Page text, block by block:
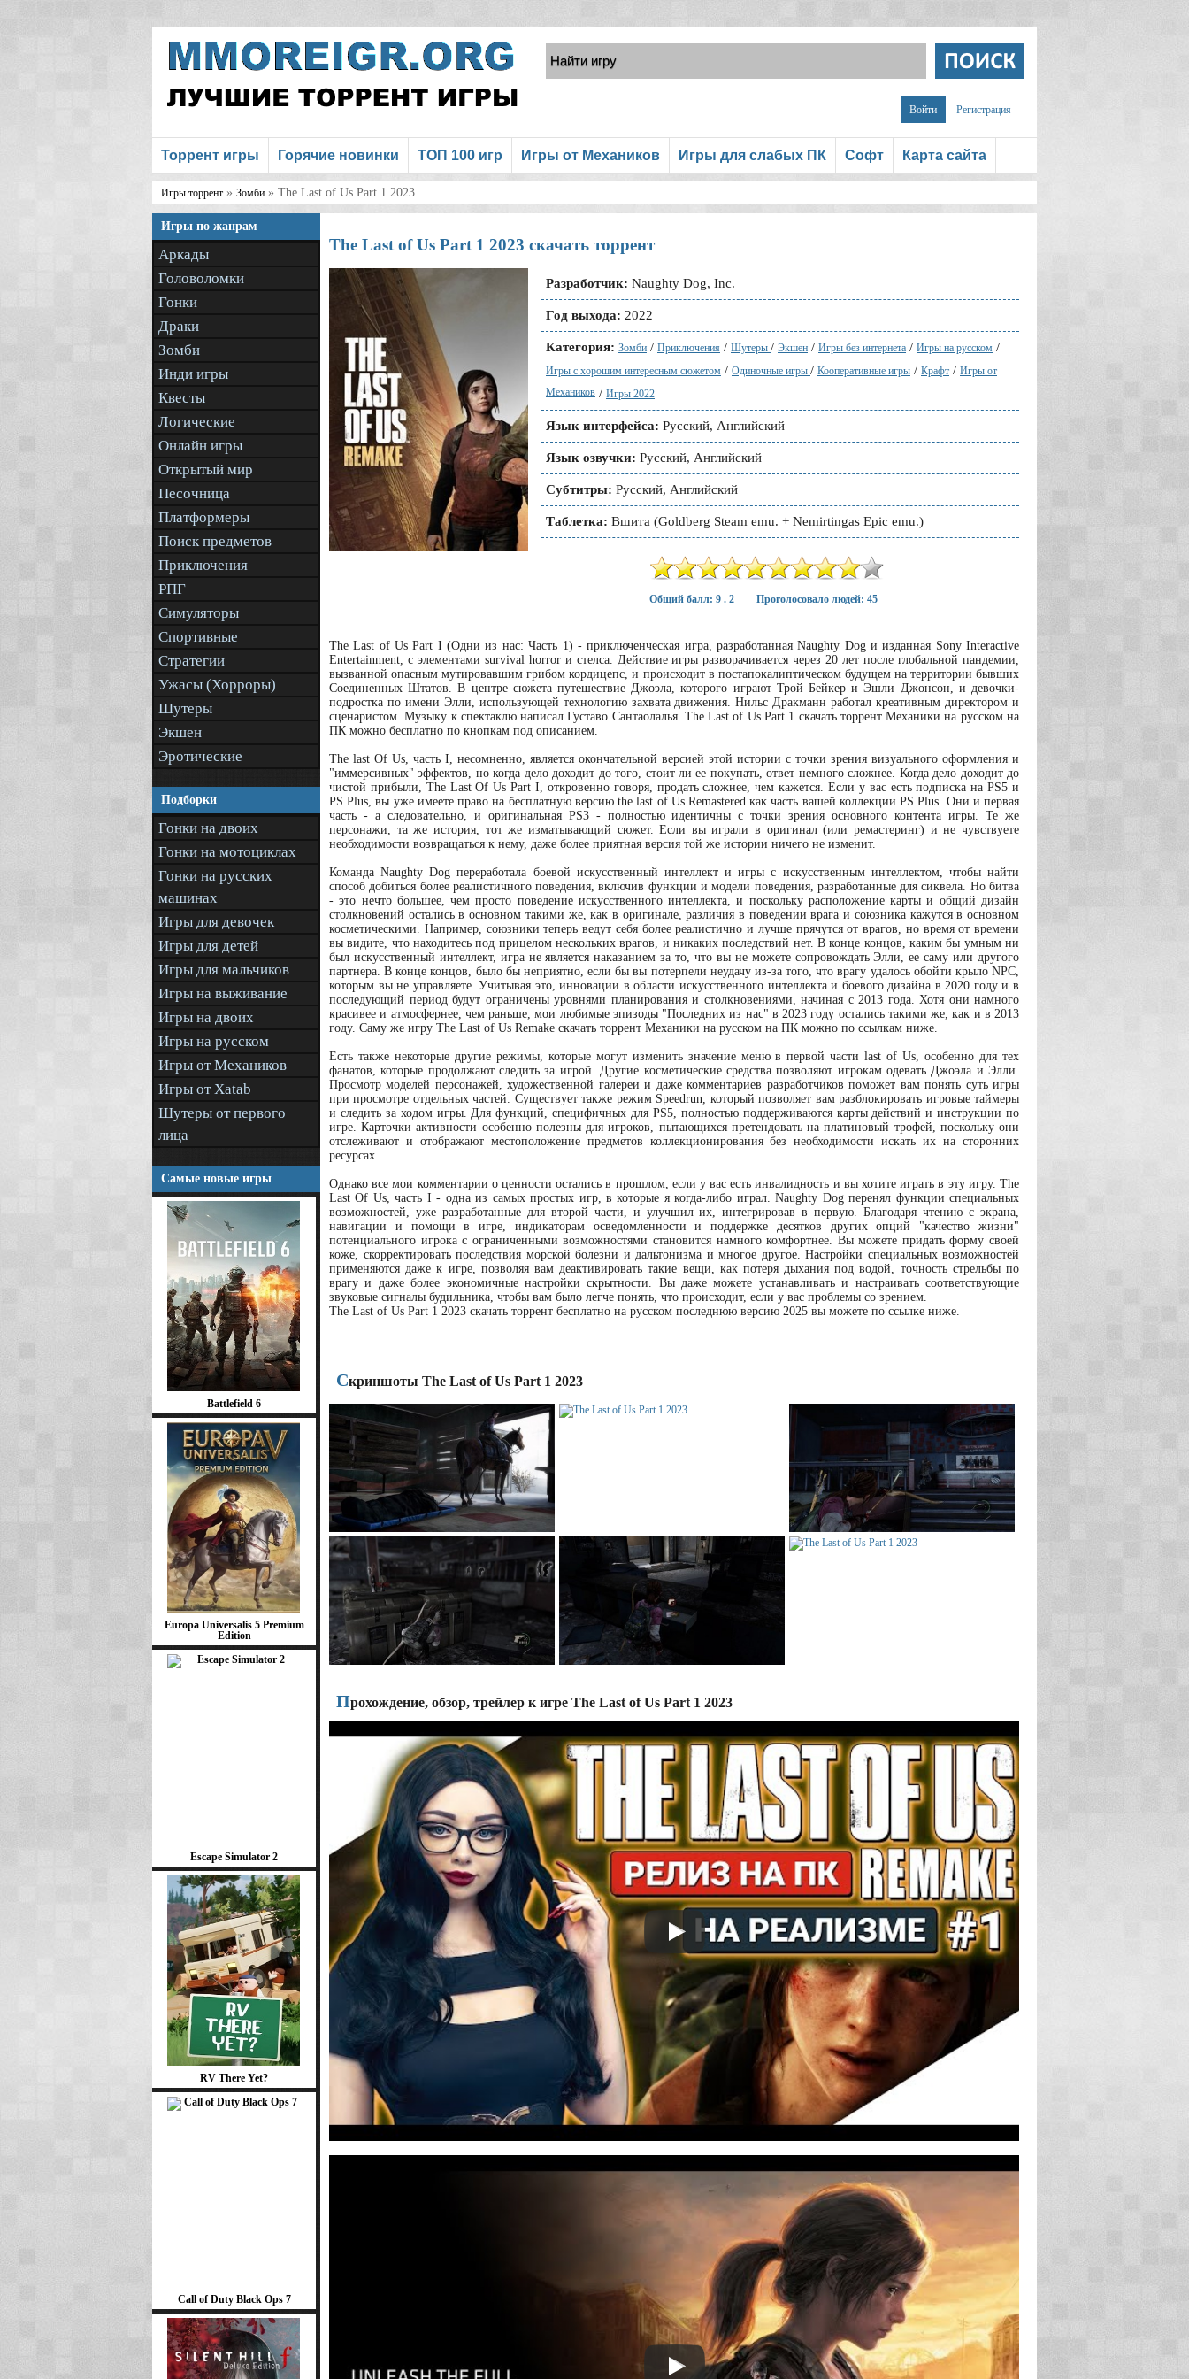
Войти Регистрация
Торрент игры Горячие новинки ТОП 100 игр Игры от Механиков Игры для слабых ПК Софт Карта сайта
Игры торрент » Зомби » The Last of Us Part 1 2023
Игры по жанрам
Аркады
Головоломки
Гонки
Драки
Зомби
Инди игры
Квесты
Логические
Онлайн игры
Открытый мир
Песочница
Платформеры
Поиск предметов
Приключения
РПГ
Симуляторы
Спортивные
Стратегии
Ужасы (Хорроры)
Шутеры
Экшен
Эротические
Подборки
Гонки на двоих
Гонки на мотоциклах
Гонки на русских
машинах
Игры для девочек
Игры для детей
Игры для мальчиков
Игры на выживание
Игры на двоих
Игры на русском
Игры от Механиков
Игры от Xatab
Шутеры от первого
лица
Самые новые игры
Battlefield 6
Europa Universalis 5 Premium
Edition
Escape Simulator 2
RV There Yet?
Call of Duty Black Ops 7
The Last of Us Part 1 2023 скачать торрент
Разработчик: Naughty Dog, Inc.
Год выхода: 2022
Категория: Зомби / Приключения / Шутеры / Экшен / Игры без интернета / Игры на русском /
Игры с хорошим интересным сюжетом / Одиночные игры / Кооперативные игры / Крафт / Игры от
Механиков / Игры 2022
Язык интерфейса: Русский, Английский
Язык озвучки: Русский, Английский
Субтитры: Русский, Английский
Таблетка: Вшита (Goldberg Steam emu. + Nemirtingas Epic emu.)
Общий балл: 9 . 2 Проголосовало людей: 45
The Last of Us Part I (Одни из нас: Часть 1) - приключенческая игра, разработанная Naughty Dog и изданная Sony Interactive
Entertainment, с элементами survival horror и стелса. Действие игры разворачивается через 20 лет после глобальной пандемии,
вызванной опасным мутировавшим грибом кордицепс, и происходит в постапокалиптическом будущем на территории бывших
Соединенных Штатов. В центре сюжета путешествие Джоэла, которого играют Трой Бейкер и Эшли Джонсон, и девочки-
подростка по имени Элли, использующей технологию захвата движения. Нильс Дракманн работал креативным директором и
сценаристом. Музыку к спектаклю написал Густаво Сантаолалья. The Last of Us Part 1 скачать торрент Механики на русском на
ПК можно бесплатно по кнопкам под описанием.
The last Of Us, часть I, несомненно, является окончательной версией этой истории с точки зрения визуального оформления и
"иммерсивных" эффектов, но когда дело доходит до того, стоит ли ее покупать, ответ немного сложнее. Когда дело доходит до
чистой прибыли, The Last Of Us Part I, откровенно говоря, продать сложнее, чем кажется. Если у вас есть подписка на PS5 и
PS Plus, вы уже имеете право на бесплатную версию the last of Us Remastered как часть вашей коллекции PS Plus. Они и первая
часть - а следовательно, и оригинальная PS3 - полностью идентичны с точки зрения основного контента игры. Те же
персонажи, та же история, тот же изматывающий сюжет. Если вы играли в оригинал (или ремастеринг) и не чувствуете
необходимости возвращаться к нему, даже более приятная версия той же истории ничего не изменит.
Команда Naughty Dog переработала боевой искусственный интеллект и игры с искусственным интеллектом, чтобы найти
способ добиться более реалистичного поведения, включив функции и модели поведения, разработанные для сиквела. Но битва
- это нечто большее, чем просто поведение искусственного интеллекта, и поскольку расположение карты и общий дизайн
столкновений остались в основном такими же, как в оригинале, различия в поведении врага и союзника кажутся в основном
косметическими. Например, союзники теперь ведут себя более реалистично и лучше прячутся от врагов, но время от времени
вы видите, что находитесь под прицелом нескольких врагов, и никаких последствий нет. В конце концов, каким бы умным ни
был искусственный интеллект, игра не является наказанием за то, что вы не можете сопровождать Элли, ее саму или другого
партнера. В конце концов, было бы неприятно, если бы вы потерпели неудачу из-за того, что врагу удалось обойти крыло NPC,
которым вы не управляете. Учитывая это, инновации в области искусственного интеллекта и боевого дизайна в 2020 году и в
последующий период будут ограничены уровнями планирования и столкновениями, начиная с 2013 года. Хотя они намного
красивее и атмосфернее, чем раньше, мои любимые эпизоды "Последних из нас" в 2023 году остались такими же, как и в 2013
году. Саму же игру The Last of Us Remake скачать торрент Механики на русском на ПК можно по ссылкам ниже.
Есть также некоторые другие режимы, которые могут изменить значение меню в первой части last of Us, особенно для тех
фанатов, которые продолжают следить за игрой. Другие косметические средства позволяют игрокам одевать Джоэла и Элли.
Просмотр моделей персонажей, художественной галереи и даже комментариев разработчиков поможет вам понять суть игры
при просмотре отдельных частей. Существует также режим Speedrun, который позволяет вам разблокировать игровые таймеры
и следить за ходом игры. Для функций, специфичных для PS5, полностью поддерживаются карты действий и инструкции по
игре. Карточки активности особенно полезны для игроков, пытающихся претендовать на платиновый трофей, поскольку они
отслеживают и отображают местоположение предметов коллекционирования без необходимости искать их на сторонних
ресурсах.
Однако все мои комментарии о ценности остались в прошлом, если у вас есть инвалидность и вы хотите играть в эту игру. The
Last Of Us, часть I - одна из самых простых игр, в которые я когда-либо играл. Naughty Dog перенял функции специальных
возможностей, уже разработанные для второй части, и улучшил их, интегрировав в первую. Благодаря чтению с экрана,
навигации и помощи в игре, индикаторам осведомленности и поддержке десятков других опций "качество жизни"
потенциального игрока с ограниченными возможностями становится намного комфортнее. Вы можете придать форму своей
коже, скорректировать последствия морской болезни и дальтонизма и многое другое. Настройки специальных возможностей
применяются даже к игре, позволяя вам деактивировать такие вещи, как потеря дыхания под водой, точность стрельбы по
врагу и даже более экономичные настройки скрытности. Вы даже можете устанавливать и настраивать соответствующие
звуковые сигналы будильника, чтобы вам было легче понять, что происходит, если у вас проблемы со зрением.
The Last of Us Part 1 2023 скачать торрент бесплатно на русском последнюю версию 2025 вы можете по ссылке ниже.
Скриншоты The Last of Us Part 1 2023
Прохождение, обзор, трейлер к игре The Last of Us Part 1 2023